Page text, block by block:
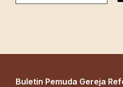
Buletin Pemuda Gereja